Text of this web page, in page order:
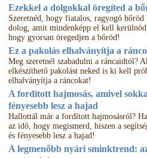
Ezekkel a dolgokkal öregíted a
Szeretnéd, hogy fiatalos, ragyogó bőröd
dolog, amit mindenképp el kell
hogy gyorsan öregedjen a bőröd!
Ez a pakolás elhalványítja a
Meg szeretnél szabadulni a ráncaidtól?
elkészíthető pakolást neked is ki kell
elhalványítja a ráncokat!
A fordított hajmosás, amivel
fényesebb lesz a hajad
Hallottál már a fordított hajmosásról?
az idő, hogy megismerd, hiszen a
és fényesebb lesz a hajad!
A legmenőbb nyári sminktrend: